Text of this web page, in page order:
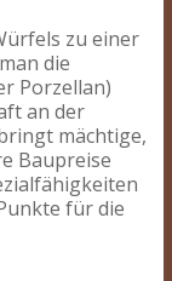
zu einer
die
Porzellan)
an der
mächtige,
Baupreise
für die